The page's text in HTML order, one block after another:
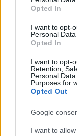
Opted In
I want to opt-
Personal
Opted In
I want to opt-
Retention,
Personal
Purposes for
Opted Out
Google
I want to
A francia M83
hangzásáról
rájuk. Idén lett
nagy változást.
129. számában
hogy mi volt a